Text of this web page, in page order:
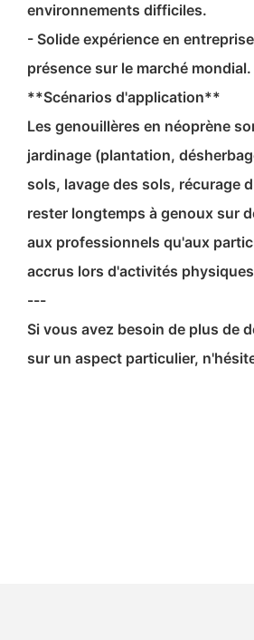
environnements difficiles.
- Solide expérience en
présence sur le marché mondial.
**Scénarios d'application**
Les genouillères en néoprène
jardinage (plantation,
sols, lavage des sols, récurage
rester longtemps à genoux sur
aux professionnels qu'aux
accrus lors d'activités
---
Si vous avez besoin de plus de
sur un aspect particulier,